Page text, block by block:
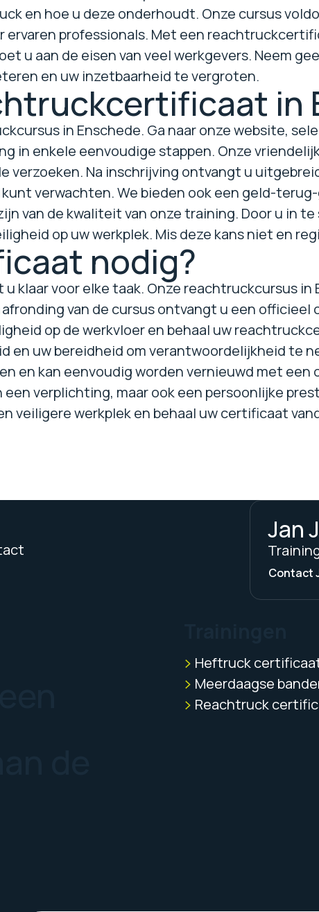
en hoe u deze onderhoudt. Onze cursus
professionals. Met een
u aan de eisen van veel werkgevers. Neem
en uw inzetbaarheid te vergroten.
in
in Enschede. Ga naar onze website,
in enkele eenvoudige stappen. Onze
verzoeken. Na inschrijving ontvangt u
verwachten. We bieden ook een geld-
van de kwaliteit van onze training. Door u in
op uw werkplek. Mis deze kans niet en
nodig?
klaar voor elke taak. Onze reachtruckcursus in
van de cursus ontvangt u een
op de werkvloer en behaal uw
en uw bereidheid om verantwoordelijkheid te
en kan eenvoudig worden vernieuwd met een
verplichting, maar ook een persoonlijke
veiligere werkplek en behaal uw certificaat
Jan
Contact
Heftruck
Meerdaagse
Reachtruck